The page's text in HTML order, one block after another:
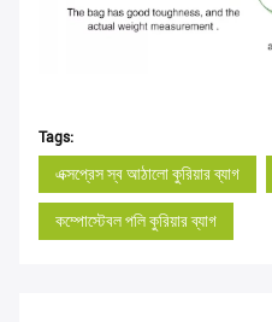
Tags:
এক্সপ্রেস স্ব আঠালো কুরিয়ার ব্যাগ
কম্পোস্টেবল পলি কুরিয়ার ব্যাগ